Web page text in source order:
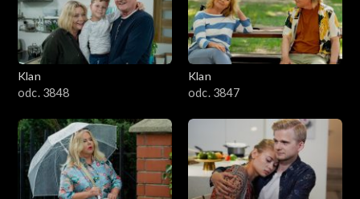
Klan
odc. 3848
Klan
odc. 3847